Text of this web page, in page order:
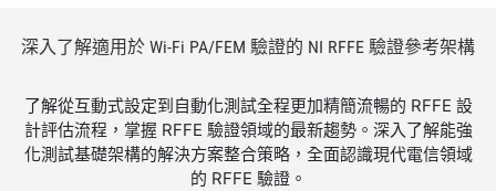
深入 了解適用於 Wi-Fi PA/FEM 驗證的 NI RFFE 驗證參考架構
​了解從互動式設定到自動化測試全程更加精簡流暢的 RFFE 設
計評估流程，掌握 RFFE 驗證領域的最新趨勢。深入了解能強
化測試基礎架構的解決方案整合策略，全面認識現代電信領域
的 RFFE 驗證。